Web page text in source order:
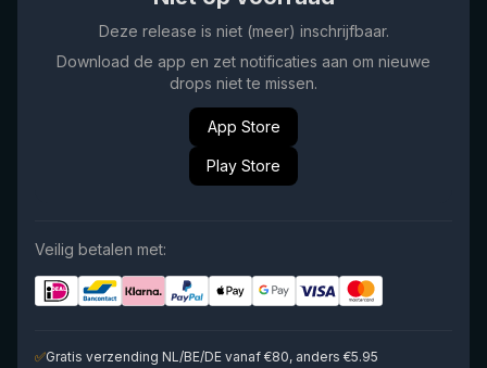
Deze release is niet (meer) inschrijfbaar.
Download de app en zet notificaties aan om nieuwe
drops niet te missen.
App Store
Play Store
Veilig betalen met:
✅Gratis verzending NL/BE/DE vanaf €80, anders €5.95